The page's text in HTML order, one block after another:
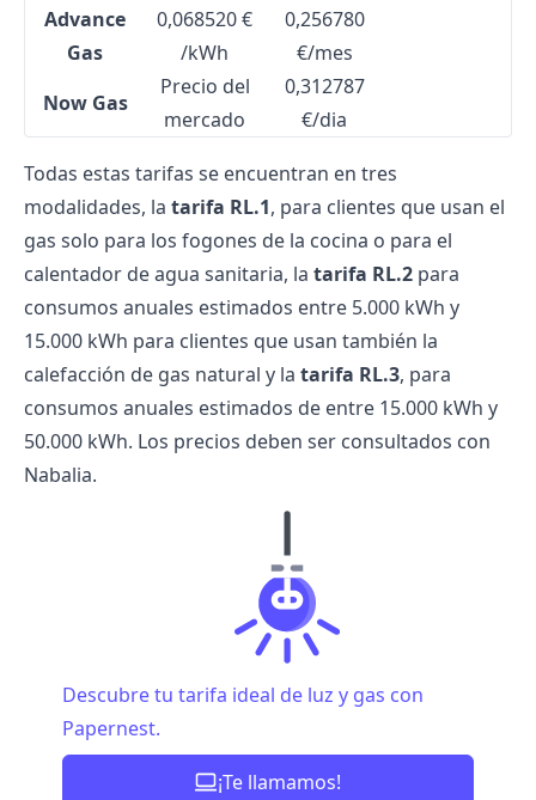
Advance
Gas
0,068520 €
/kWh
0,256780
€/mes
Now Gas
Precio del
mercado
0,312787
€/dia
Todas estas tarifas se encuentran en tres
modalidades, la tarifa RL.1, para clientes que usan el
gas solo para los fogones de la cocina o para el
calentador de agua sanitaria, la tarifa RL.2 para
consumos anuales estimados entre 5.000 kWh y
15.000 kWh para clientes que usan también la
calefacción de gas natural y la tarifa RL.3, para
consumos anuales estimados de entre 15.000 kWh y
50.000 kWh. Los precios deben ser consultados con
Nabalia.
Descubre tu tarifa ideal de luz y gas con
Papernest.
¡Te llamamos!